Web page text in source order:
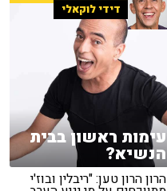
דידי לוקאלי
עימות ראשון בבית
הנשיא?
הרון הרון טען: "ריבלין ובוז'י